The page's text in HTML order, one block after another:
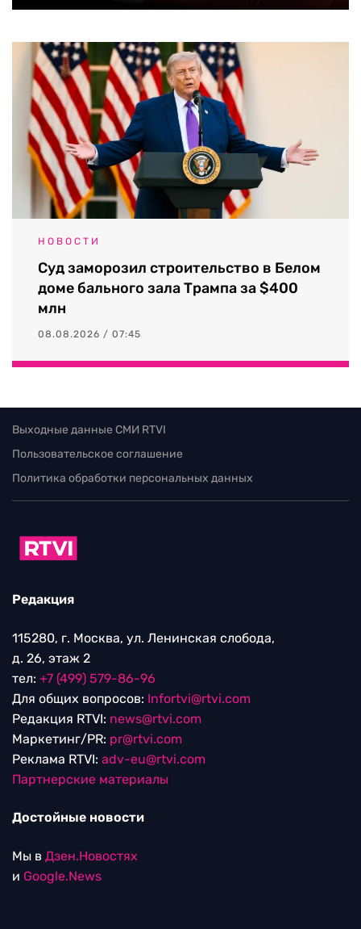
НОВОСТИ
Суд заморозил строительство в Белом
доме бального зала Трампа за $400
млн
08.08.2026 / 07:45
Выходные данные СМИ RTVI
Пользовательское соглашение
Политика обработки персональных данных
Редакция
115280, г. Москва, ул. Ленинская слобода,
д. 26, этаж 2
тел: +7 (499) 579-86-96
Для общих вопросов: Infortvi@rtvi.com
Редакция RTVI: news@rtvi.com
Маркетинг/PR: pr@rtvi.com
Реклама RTVI: adv-eu@rtvi.com
Партнерские материалы
Достойные новости
Мы в Дзен.Новостях
и Google.News